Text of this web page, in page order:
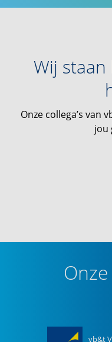
Wij
Onze collega’s van
jou
vb&t